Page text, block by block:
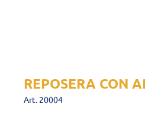
REPOSERA CON
Art. 20004